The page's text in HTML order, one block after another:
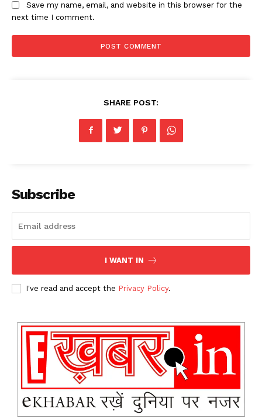
Save my name, email, and website in this browser for the
next time I comment.
SHARE POST:
Subscribe
I WANT IN
I've read and accept the Privacy Policy.